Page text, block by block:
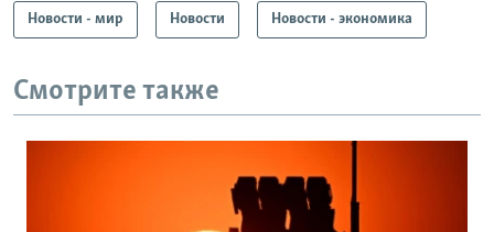
Новости - мир Новости Новости - экономика
Смотрите также